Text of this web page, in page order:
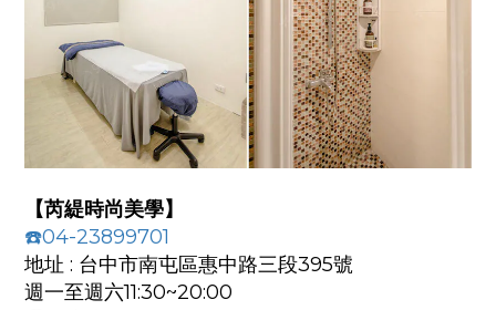
【芮緹時尚美學】
☎️04-23899701
地址 : 台中市南屯區惠中路三段395號
週一至週六11:30~20:00